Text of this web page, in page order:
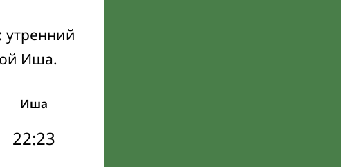
утренний
Иша.
Иша
22:23